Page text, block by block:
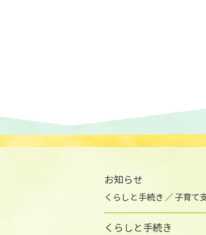
お知らせ
くらしと手続き 子育て
くらしと手続き